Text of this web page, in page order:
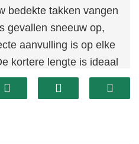
bedekte takken vangen
gevallen sneeuw op,
aanvulling is op elke
kortere lengte is ideaal
zoals deuropeningen,
waar je een